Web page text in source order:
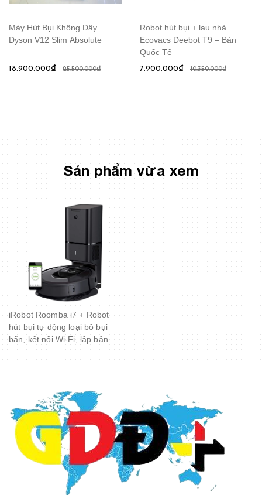
Máy Hút Bụi Không Dây
Dyson V12 Slim Absolute
18.900.000₫ 25.500.000₫
Robot hút bụi + lau nhà
Ecovacs Deebot T9 – Bản
Quốc Tế
7.900.000₫ 10.350.000₫
Sản phẩm vừa xem
iRobot Roomba i7 + Robot
hút bụi tự động loại bỏ bụi
bẩn, kết nối Wi-Fi, lập bản đồ
thông minh, hoạt động với